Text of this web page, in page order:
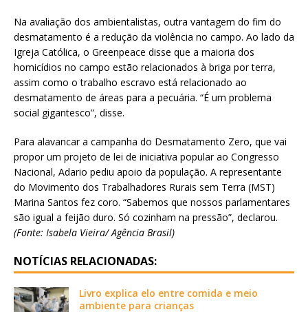
Na avaliação dos ambientalistas, outra vantagem do fim do
desmatamento é a redução da violência no campo. Ao lado da
Igreja Católica, o Greenpeace disse que a maioria dos
homicídios no campo estão relacionados à briga por terra,
assim como o trabalho escravo está relacionado ao
desmatamento de áreas para a pecuária. “É um problema
social gigantesco”, disse.
Para alavancar a campanha do Desmatamento Zero, que vai
propor um projeto de lei de iniciativa popular ao Congresso
Nacional, Adario pediu apoio da população. A representante
do Movimento dos Trabalhadores Rurais sem Terra (MST)
Marina Santos fez coro. “Sabemos que nossos parlamentares
são igual a feijão duro. Só cozinham na pressão”, declarou.
(Fonte: Isabela Vieira/ Agência Brasil)
NOTÍCIAS RELACIONADAS:
Livro explica elo entre comida e meio
ambiente para crianças